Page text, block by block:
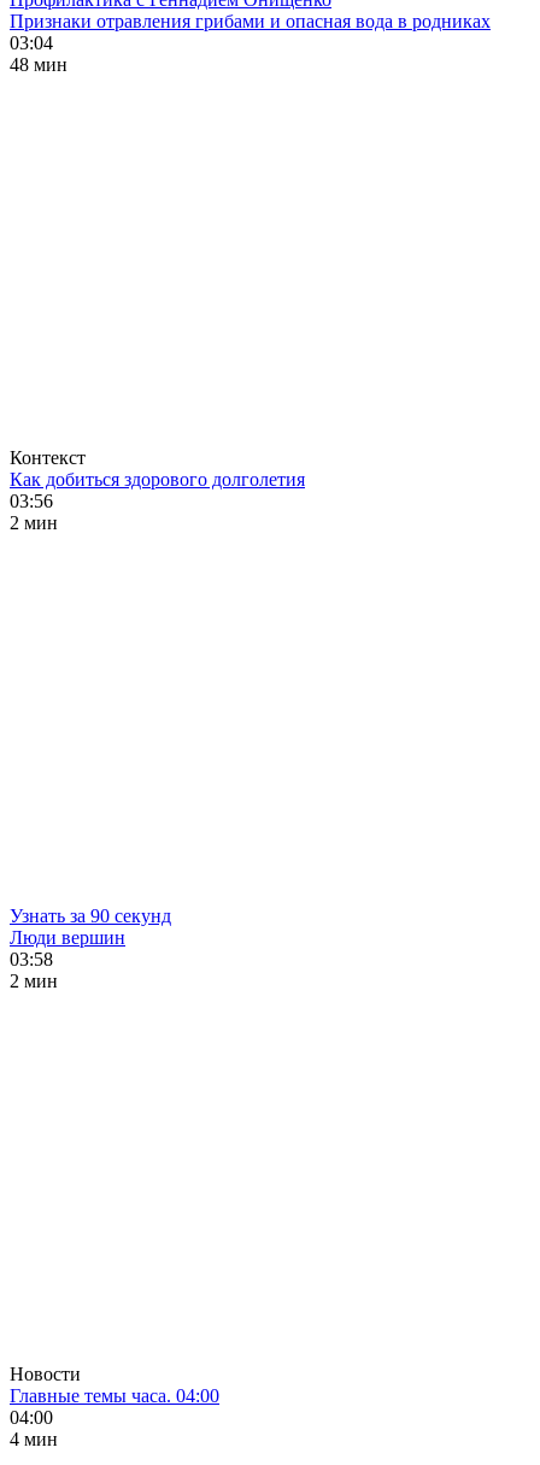
Признаки отравления грибами и опасная вода в родниках
03:04
48 мин
Контекст
Как добиться здорового долголетия
03:56
2 мин
Узнать за 90 секунд
Люди вершин
03:58
2 мин
Новости
Главные темы часа. 04:00
04:00
4 мин